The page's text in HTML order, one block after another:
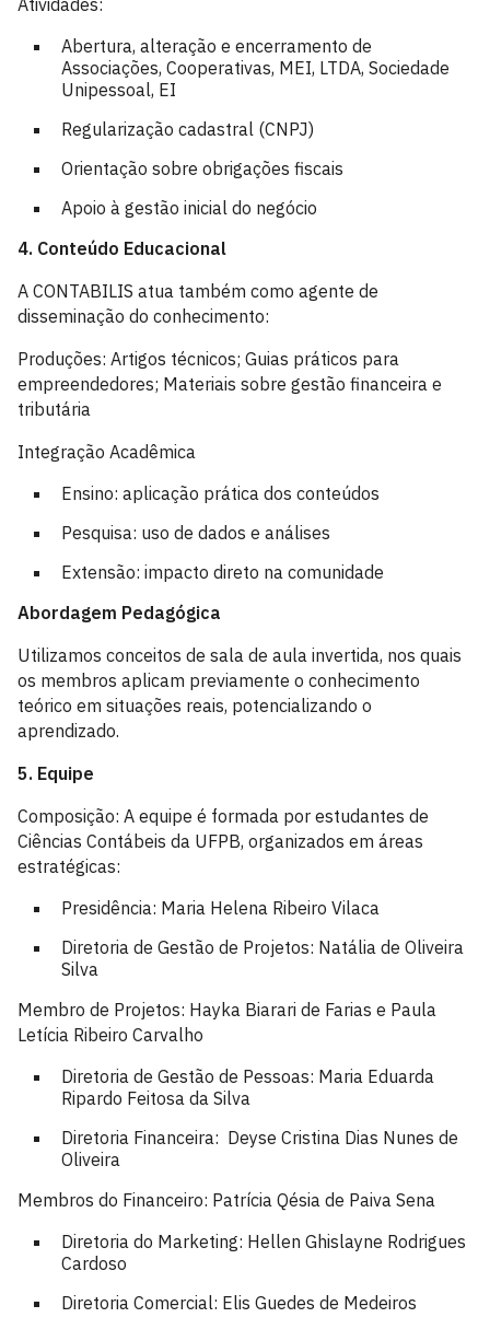
Atividades:
Abertura, alteração e encerramento de
Associações, Cooperativas, MEI, LTDA, Sociedade
Unipessoal, EI
Regularização cadastral (CNPJ)
Orientação sobre obrigações fiscais
Apoio à gestão inicial do negócio
4. Conteúdo Educacional
A CONTABILIS atua também como agente de
disseminação do conhecimento:
Produções: Artigos técnicos; Guias práticos para
empreendedores; Materiais sobre gestão financeira e
tributária
Integração Acadêmica
Ensino: aplicação prática dos conteúdos
Pesquisa: uso de dados e análises
Extensão: impacto direto na comunidade
Abordagem Pedagógica
Utilizamos conceitos de sala de aula invertida, nos quais
os membros aplicam previamente o conhecimento
teórico em situações reais, potencializando o
aprendizado.
5. Equipe
Composição: A equipe é formada por estudantes de
Ciências Contábeis da UFPB, organizados em áreas
estratégicas:
Presidência: Maria Helena Ribeiro Vilaca
Diretoria de Gestão de Projetos: Natália de Oliveira
Silva
Membro de Projetos: Hayka Biarari de Farias e Paula
Letícia Ribeiro Carvalho
Diretoria de Gestão de Pessoas: Maria Eduarda
Ripardo Feitosa da Silva
Diretoria Financeira: Deyse Cristina Dias Nunes de
Oliveira
Membros do Financeiro: Patrícia Qésia de Paiva Sena
Diretoria do Marketing: Hellen Ghislayne Rodrigues
Cardoso
Diretoria Comercial: Elis Guedes de Medeiros